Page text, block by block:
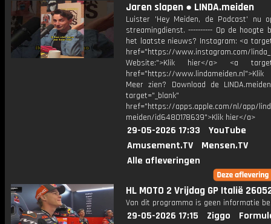
Jaren slapen ● LINDA.meiden
Luister 'Hey Meiden, de Podcast' nu
streamingdienst. ---------- Op de hoogte
het laatste nieuws? Instagram: <a
href="https://www.instagram.com/
Website:">Klik hier</a> <a
href="https://
Meer zien? Download de
target="_blank"
href="https://apps.apple.com/nl/app/
meiden/id6480178639">Klik hier</a>
29-05-2026 17:33
YouTube
Amusement.TV
Mensen.TV
Alle afleveringen
HL MOTO 2 Vrijdag GP Italië
Van dit programma is geen informatie
29-05-2026 17:15 Ziggo